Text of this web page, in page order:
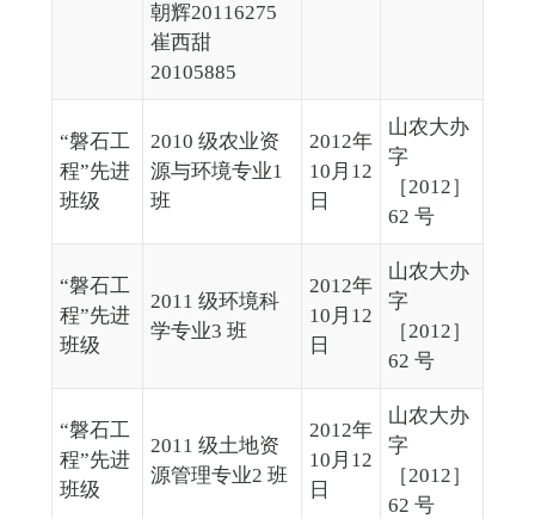
朝辉20116275
崔西甜
20105885
“磐石工
程”先进
班级
2010 级农业资
源与环境专业1
班
2012年
10月12
日
山农大办
字
［2012］
62 号
“磐石工
程”先进
班级
2011 级环境科
学专业3 班
2012年
10月12
日
山农大办
字
［2012］
62 号
“磐石工
程”先进
班级
2011 级土地资
源管理专业2 班
2012年
10月12
日
山农大办
字
［2012］
62 号